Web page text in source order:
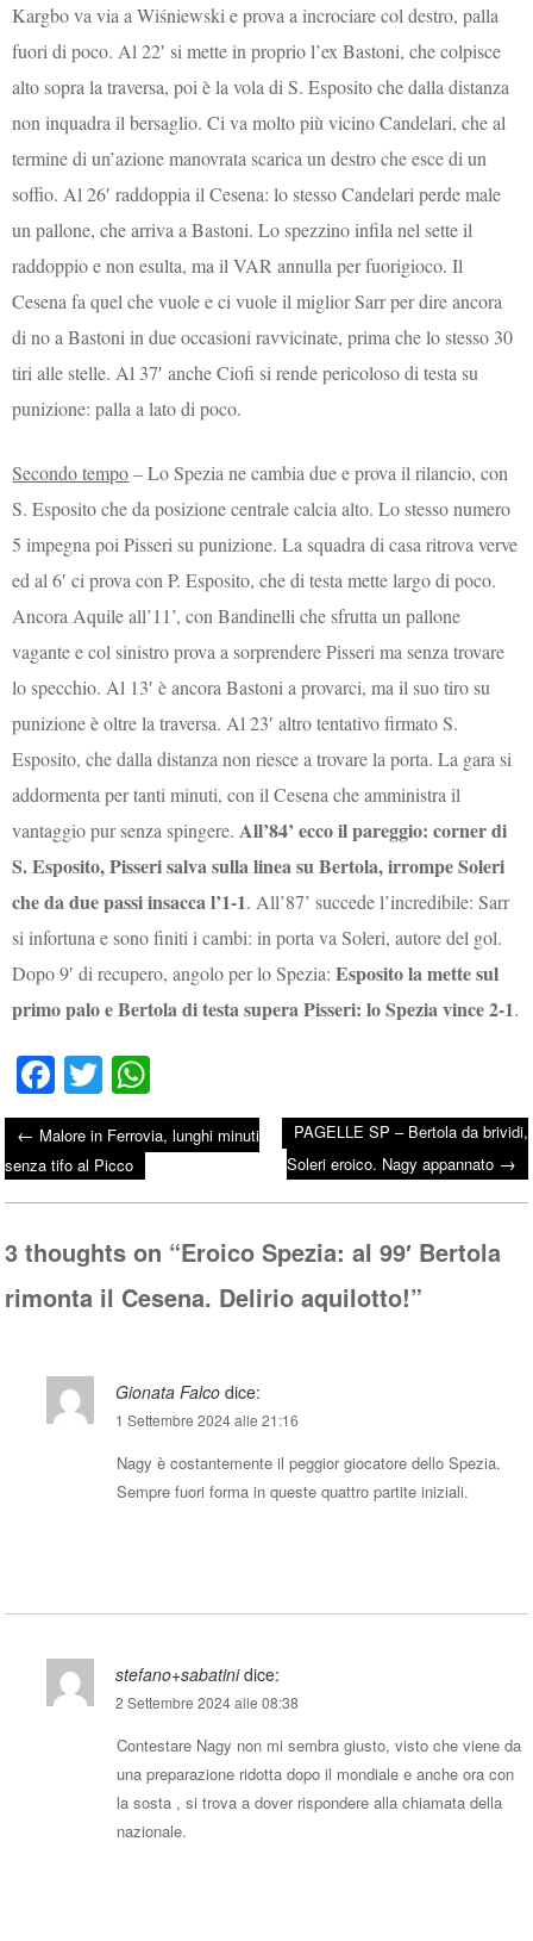
Kargbo va via a Wiśniewski e prova a incrociare col destro, palla
fuori di poco. Al 22′ si mette in proprio l’ex Bastoni, che colpisce
alto sopra la traversa, poi è la vola di S. Esposito che dalla distanza
non inquadra il bersaglio. Ci va molto più vicino Candelari, che al
termine di un’azione manovrata scarica un destro che esce di un
soffio. Al 26′ raddoppia il Cesena: lo stesso Candelari perde male
un pallone, che arriva a Bastoni. Lo spezzino infila nel sette il
raddoppio e non esulta, ma il VAR annulla per fuorigioco. Il
Cesena fa quel che vuole e ci vuole il miglior Sarr per dire ancora
di no a Bastoni in due occasioni ravvicinate, prima che lo stesso 30
tiri alle stelle. Al 37′ anche Ciofi si rende pericoloso di testa su
punizione: palla a lato di poco.
Secondo tempo– Lo Spezia ne cambia due e prova il rilancio, con
S. Esposito che da posizione centrale calcia alto. Lo stesso numero
5 impegna poi Pisseri su punizione. La squadra di casa ritrova verve
ed al 6′ ci prova con P. Esposito, che di testa mette largo di poco.
Ancora Aquile all’11’, con Bandinelli che sfrutta un pallone
vagante e col sinistro prova a sorprendere Pisseri ma senza trovare
lo specchio. Al 13′ è ancora Bastoni a provarci, ma il suo tiro su
punizione è oltre la traversa. Al 23′ altro tentativo firmato S.
Esposito, che dalla distanza non riesce a trovare la porta. La gara si
addormenta per tanti minuti, con il Cesena che amministra il
vantaggio pur senza spingere. All’84’ ecco il pareggio: corner di
S. Esposito, Pisseri salva sulla linea su Bertola, irrompe Soleri
che da due passi insacca l’1-1. All’87’ succede l’incredibile: Sarr
si infortuna e sono finiti i cambi: in porta va Soleri, autore del gol.
Dopo 9′ di recupero, angolo per lo Spezia:Esposito la mette sul
primo palo e Bertola di testa supera Pisseri: lo Spezia vince 2-1.
Fa
ce
bo
ok
T
wi
tte
r
ha
ts
A
Post navigation
← Malore in Ferrovia, lunghi minuti
senza tifo al Picco
PAGELLE SP – Bertola da brividi,
Soleri eroico. Nagy appannato →
3 thoughts on “Eroico Spezia: al 99′ Bertola
rimonta il Cesena. Delirio aquilotto!”
Gionata Falco dice:
1 Settembre 2024 alle 21:16
Nagy è costantemente il peggior giocatore dello Spezia.
Sempre fuori forma in queste quattro partite iniziali.
stefano+sabatini dice:
2 Settembre 2024 alle 08:38
Contestare Nagy non mi sembra giusto, visto che viene da
una preparazione ridotta dopo il mondiale e anche ora con
la sosta , si trova a dover rispondere alla chiamata della
nazionale.